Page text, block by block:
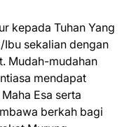
kepada Tuhan Yang
Ibu sekalian dengan
Mudah-mudahan
mendapat
Esa serta
berkah bagi